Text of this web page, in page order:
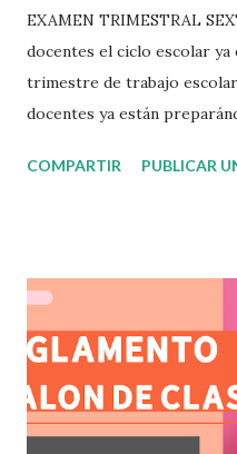
EXAMEN TRIMESTRAL
docentes el ciclo escolar
trimestre de trabajo
docentes ya están
por parte de nuestros
aprendizajes claves que
lograron alcanzar y de
consolidar. Esto con la
plan de intervención
que nuestro grupo requiera
COMPARTIR PUBLICAR